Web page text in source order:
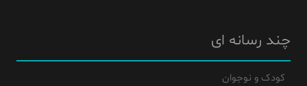
چند رسانه ای
کودک و نوجوان